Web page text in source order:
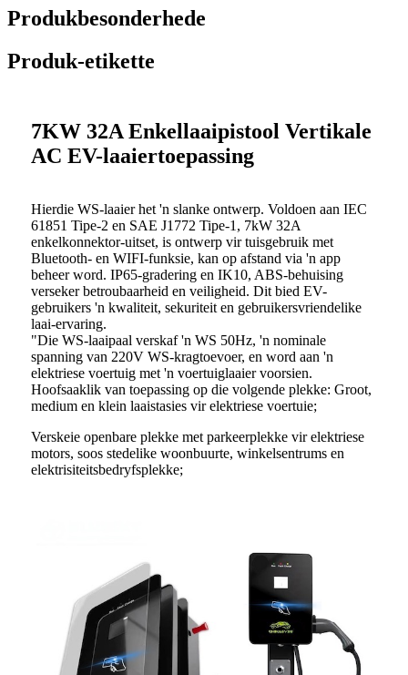
Produkbesonderhede
Produk-etikette
7KW 32A Enkellaaipistool Vertikale
AC EV-laaiertoepassing
Hierdie WS-laaier het 'n slanke ontwerp. Voldoen aan IEC
61851 Tipe-2 en SAE J1772 Tipe-1, 7kW 32A
enkelkonnektor-uitset, is ontwerp vir tuisgebruik met
Bluetooth- en WIFI-funksie, kan op afstand via 'n app
beheer word. IP65-gradering en IK10, ABS-behuising
verseker betroubaarheid en veiligheid. Dit bied EV-
gebruikers 'n kwaliteit, sekuriteit en gebruikersvriendelike
laai-ervaring.
"Die WS-laaipaal verskaf 'n WS 50Hz, 'n nominale
spanning van 220V WS-kragtoevoer, en word aan 'n
elektriese voertuig met 'n voertuiglaaier voorsien.
Hoofsaaklik van toepassing op die volgende plekke: Groot,
medium en klein laaistasies vir elektriese voertuie;
Verskeie openbare plekke met parkeerplekke vir elektriese
motors, soos stedelike woonbuurte, winkelsentrums en
elektrisiteitsbedryfsplekke;